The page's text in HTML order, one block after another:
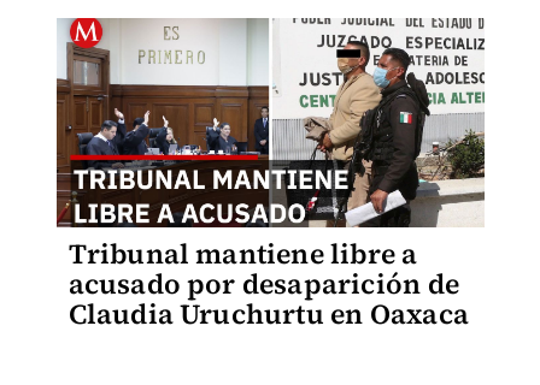
Tribunal mantiene libre a
acusado por desaparición de
Claudia Uruchurtu en Oaxaca